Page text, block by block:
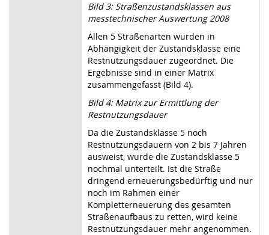
Bild 3: Straßenzustandsklassen aus
messtechnischer Auswertung 2008
Allen 5 Straßenarten wurden in
Abhängigkeit der Zustandsklasse eine
Restnutzungsdauer zugeordnet. Die
Ergebnisse sind in einer Matrix
zusammengefasst (Bild 4).
Bild 4: Matrix zur Ermittlung der
Restnutzungsdauer
Da die Zustandsklasse 5 noch
Restnutzungsdauern von 2 bis 7 Jahren
ausweist, wurde die Zustandsklasse 5
nochmal unterteilt. Ist die Straße
dringend erneuerungsbedürftig und nur
noch im Rahmen einer
Kompletterneuerung des gesamten
Straßenaufbaus zu retten, wird keine
Restnutzungsdauer mehr angenommen.